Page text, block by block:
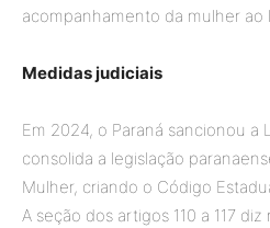
acompanhamento da mulher ao
Medidas judiciais
Em 2024, o Paraná sancionou a
consolida a legislação
Mulher, criando o Código
A seção dos artigos 110 a 117